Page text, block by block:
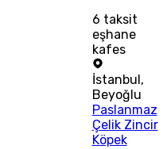
6 taksit
eşhane
kafes
İstanbul,
Beyoğlu
Paslanmaz
Çelik Zincir
Köpek